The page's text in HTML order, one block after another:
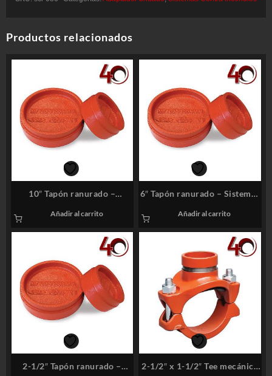
Productos relacionados
10″ Tapón ranurado –
Añadir al carrito
6″ Tapón ranurado – Sistemas
Añadir al carrito
2-1/2″ Tapón ranurado –
2-1/2″ x 1-1/2″ Tee mecánica